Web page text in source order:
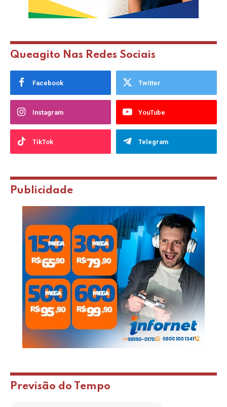
Queagito Nas Redes Sociais
Facebook Twitter
Instagram YouTube
TikTok Telegram
Publicidade
Previsão do Tempo